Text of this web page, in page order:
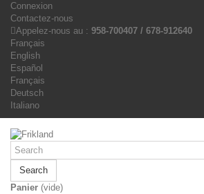
Connexion
Contactez-nous
Appelez-nous au : 958-700407 / 678-912640
Français
English
Español
Français
Deutsch
Italiano
Search
Panier (vide)